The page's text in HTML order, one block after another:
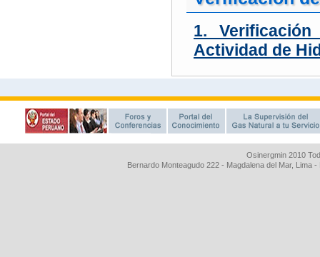
Osinergmin 2010
Bernardo Monteagudo 222 - Magdalena del Mar, Lima